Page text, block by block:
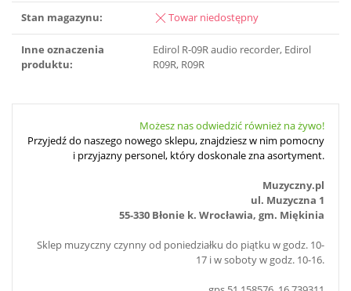
Stan magazynu: Towar niedostępny
Inne oznaczenia
produktu:
Edirol R-09R audio recorder, Edirol
R09R, R09R
Możesz nas odwiedzić również na żywo!
Przyjedź do naszego nowego sklepu, znajdziesz w nim pomocny
i przyjazny personel, który doskonale zna asortyment.
Muzyczny.pl
ul. Muzyczna 1
55-330 Błonie k. Wrocławia, gm. Miękinia
Sklep muzyczny czynny od poniedziałku do piątku w godz. 10-
17 i w soboty w godz. 10-16.